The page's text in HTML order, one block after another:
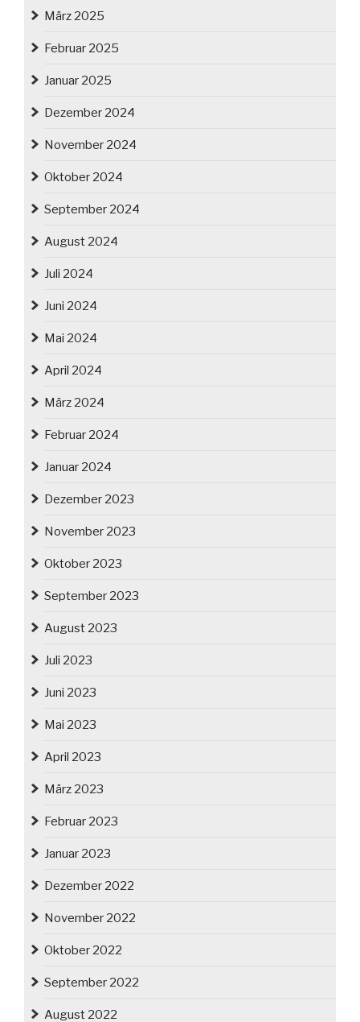
März 2025
Februar 2025
Januar 2025
Dezember 2024
November 2024
Oktober 2024
September 2024
August 2024
Juli 2024
Juni 2024
Mai 2024
April 2024
März 2024
Februar 2024
Januar 2024
Dezember 2023
November 2023
Oktober 2023
September 2023
August 2023
Juli 2023
Juni 2023
Mai 2023
April 2023
März 2023
Februar 2023
Januar 2023
Dezember 2022
November 2022
Oktober 2022
September 2022
August 2022